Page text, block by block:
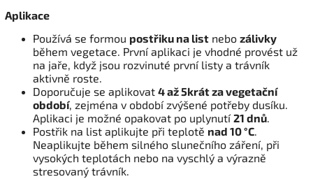
Aplikace
Používá se formou postřiku na list nebo zálivky
během vegetace. První aplikaci je vhodné provést už
na jaře, když jsou rozvinuté první listy a trávník
aktivně roste.
Doporučuje se aplikovat 4 až 5krát za vegetační
období, zejména v období zvýšené potřeby dusíku.
Aplikaci je možné opakovat po uplynutí21 dnů.
Postřik na list aplikujte při teplotě nad 10 °C.
Neaplikujte během silného slunečního záření, při
vysokých teplotách nebo na vyschlý a výrazně
stresovaný trávník.